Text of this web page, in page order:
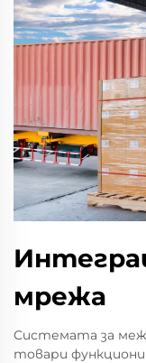
мрежа
Системата за
товари